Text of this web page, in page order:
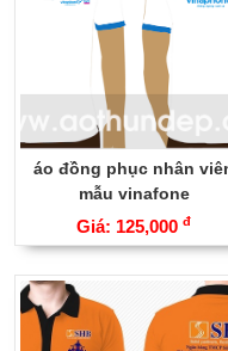
áo đồng phục nhân
mẫu vinafone
Giá: 125,000 đ